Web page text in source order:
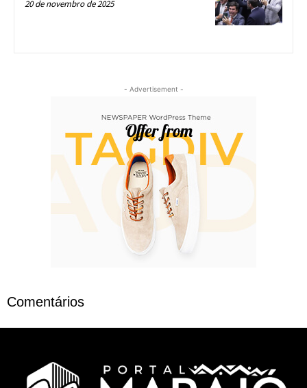
20 de novembro de 2025
- Advertisement -
Comentários